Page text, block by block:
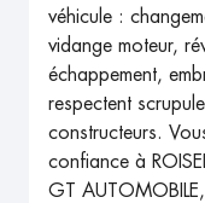
véhicule :
vidange moteur,
échappement,
respectent
constructeurs.
confiance à
GT